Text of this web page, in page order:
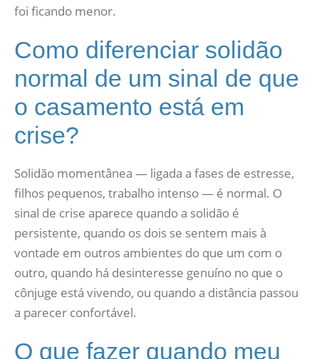
foi ficando menor.
Como diferenciar solidão
normal de um sinal de que
o casamento está em
crise?
Solidão momentânea — ligada a fases de estresse,
filhos pequenos, trabalho intenso — é normal. O
sinal de crise aparece quando a solidão é
persistente, quando os dois se sentem mais à
vontade em outros ambientes do que um com o
outro, quando há desinteresse genuíno no que o
cônjuge está vivendo, ou quando a distância passou
a parecer confortável.
O que fazer quando meu